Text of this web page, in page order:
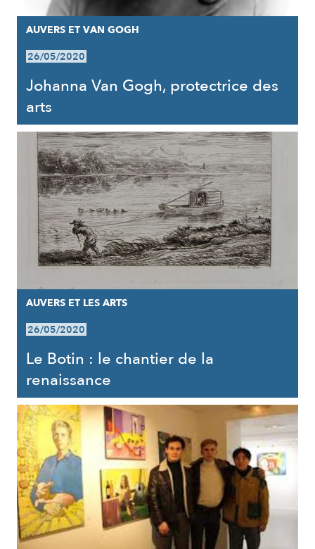
AUVERS ET VAN GOGH
26/05/2020
Johanna Van Gogh, protectrice des
arts
AUVERS ET LES ARTS
26/05/2020
Le Botin : le chantier de la
renaissance